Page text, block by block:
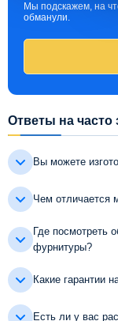
Мы подскажем, на
обманули.
Ответы на
Вы можете
Чем отличается
Где посмотреть
фурнитуры?
Какие гарантии
Есть ли у вас